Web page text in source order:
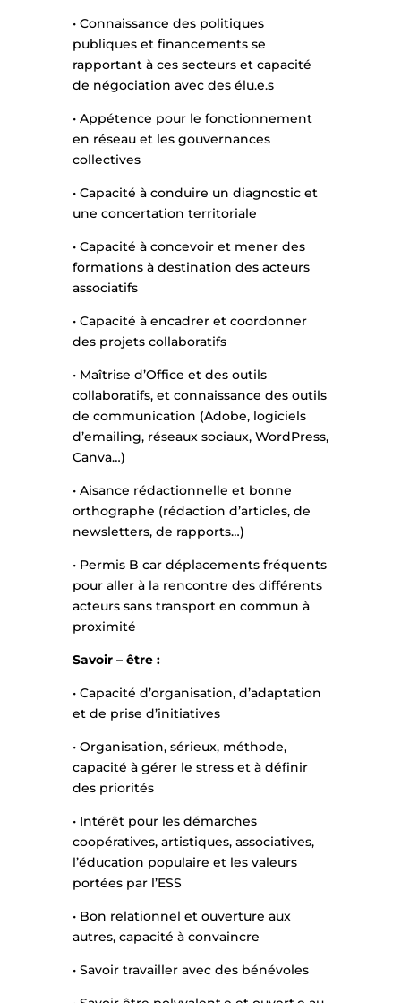
• Connaissance des politiques
publiques et financements se
rapportant à ces secteurs et capacité
de négociation avec des élu.e.s
• Appétence pour le fonctionnement
en réseau et les gouvernances
collectives
• Capacité à conduire un diagnostic et
une concertation territoriale
• Capacité à concevoir et mener des
formations à destination des acteurs
associatifs
• Capacité à encadrer et coordonner
des projets collaboratifs
• Maîtrise d’Office et des outils
collaboratifs, et connaissance des outils
de communication (Adobe, logiciels
d’emailing, réseaux sociaux, WordPress,
Canva…)
• Aisance rédactionnelle et bonne
orthographe (rédaction d’articles, de
newsletters, de rapports…)
• Permis B car déplacements fréquents
pour aller à la rencontre des différents
acteurs sans transport en commun à
proximité
Savoir – être :
• Capacité d’organisation, d’adaptation
et de prise d’initiatives
• Organisation, sérieux, méthode,
capacité à gérer le stress et à définir
des priorités
• Intérêt pour les démarches
coopératives, artistiques, associatives,
l’éducation populaire et les valeurs
portées par l’ESS
• Bon relationnel et ouverture aux
autres, capacité à convaincre
• Savoir travailler avec des bénévoles